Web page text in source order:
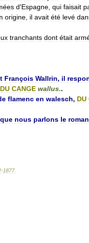
d'Espagne qui faisait
origine il avait été levé
tranchants dont était
François Wallrin, il
DU CANGE wallus..
flamenc en walesch, DU
que nous parlons le roman
-1877.